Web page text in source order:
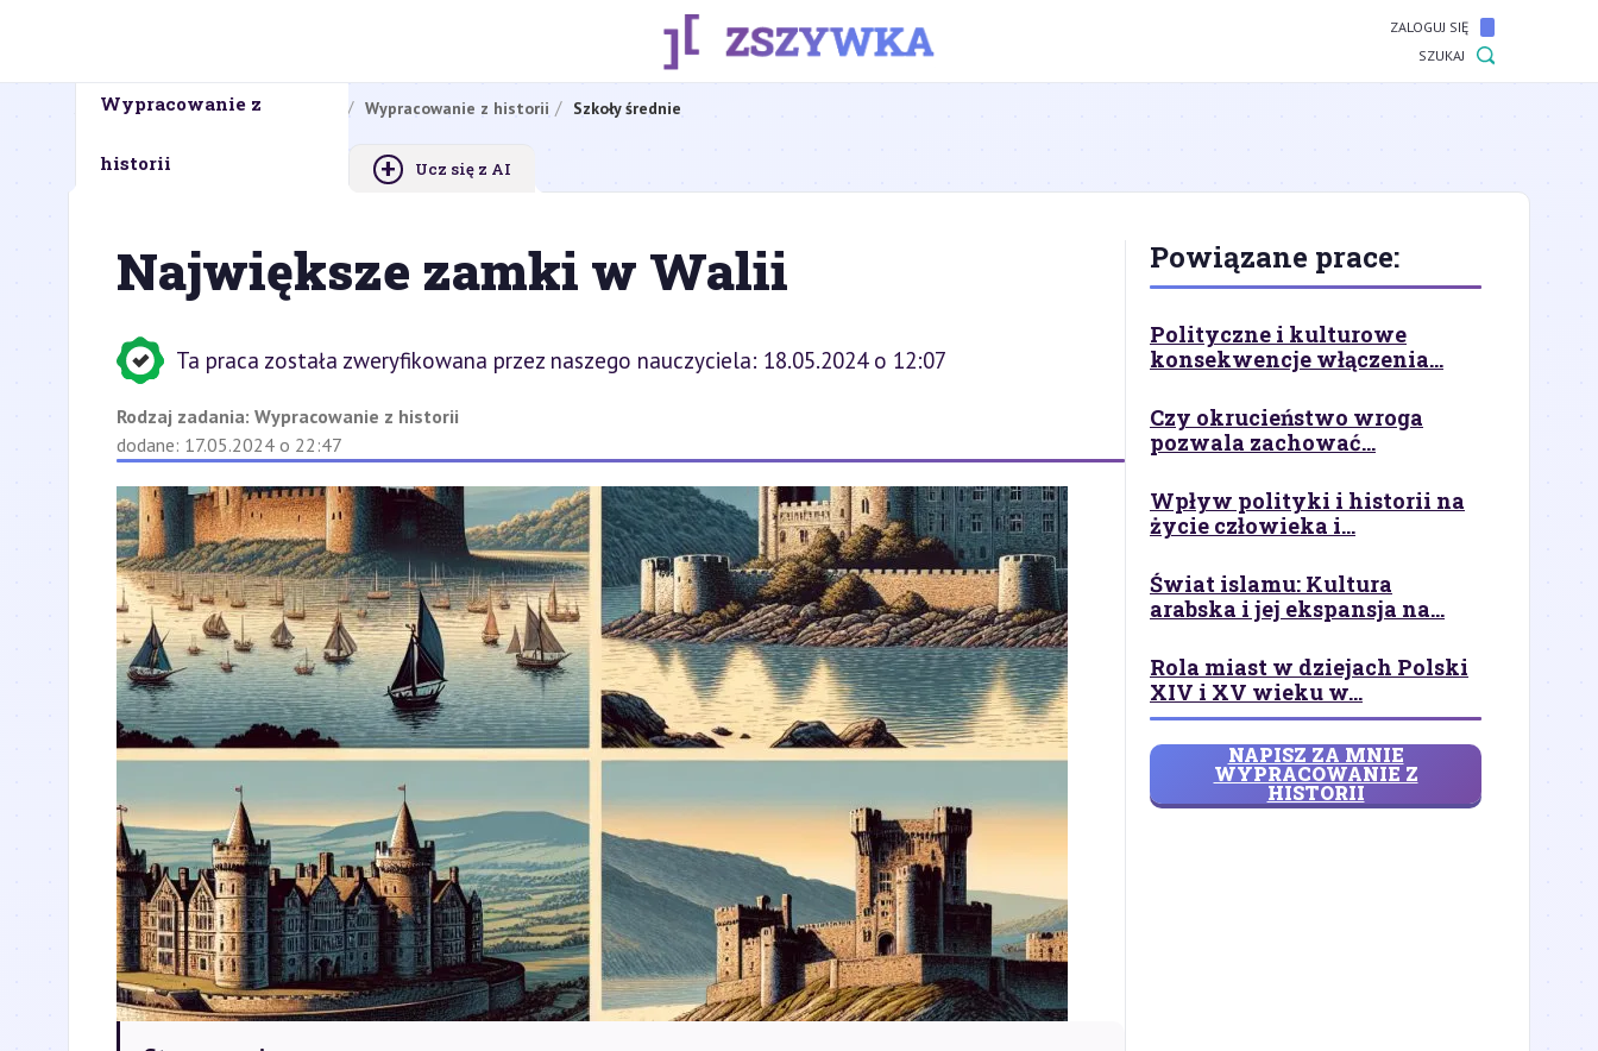
ZALOGUJ SIĘ
SZUKAJ
Strona główna Zadania domowe Wypracowanie z historii Szkoły średnie
Wypracowanie z
historii + Ucz się z AI
Największe zamki w Walii
Ta praca została zweryfikowana przez naszego nauczyciela: 18.05.2024 o 12:07
Rodzaj zadania: Wypracowanie z historii
dodane: 17.05.2024 o 22:47
Powiązane prace:
Polityczne i kulturowe
konsekwencje włączenia...
Czy okrucieństwo wroga
pozwala zachować...
Wpływ polityki i historii na
życie człowieka i...
Świat islamu: Kultura
arabska i jej ekspansja na...
Rola miast w dziejach Polski
XIV i XV wieku w...
NAPISZ ZA MNIE
WYPRACOWANIE Z
HISTORII